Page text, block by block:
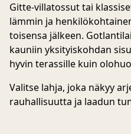
Gitte-villatossuttai
lämmin ja
toisensa jälkeen.
kauniin yksityiskohdan
hyvin terassille kuin
Valitse lahja, joka näkyy
rauhallisuutta ja laadun